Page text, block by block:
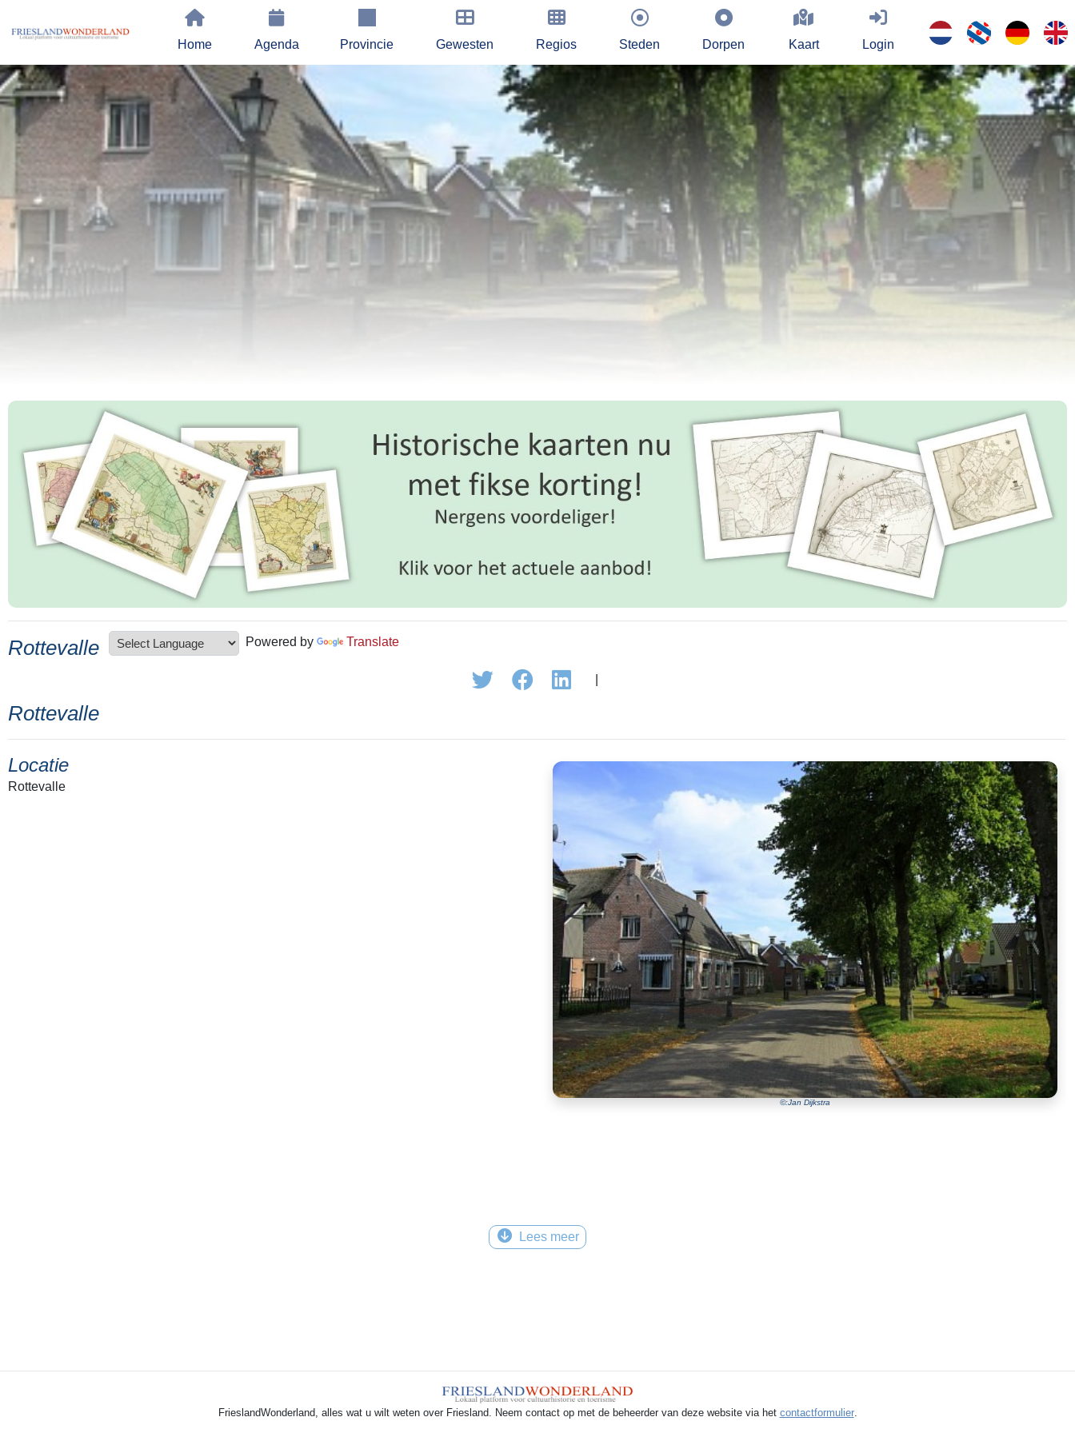
Home Agenda Provincie Gewesten Regios Steden Dorpen Kaart Login
Rottevalle Powered by Translate
Rottevalle
©:Jan Dijkstra
Locatie
Rottevalle
Lees meer
FrieslandWonderland, alles wat u wilt weten over Friesland. Neem contact op met de beheerder van deze website via het contactformulier.